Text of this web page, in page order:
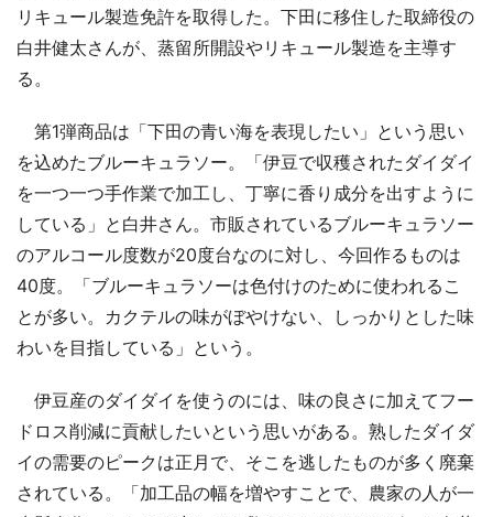
リキュール製造免許を取得した。下田に移住した取締役の
白井健太さんが、蒸留所開設やリキュール製造を主導す
る。
第1弾商品は「下田の青い海を表現したい」という思い
を込めたブルーキュラソー。「伊豆で収穫されたダイダイ
を一つ一つ手作業で加工し、丁寧に香り成分を出すように
している」と白井さん。市販されているブルーキュラソー
のアルコール度数が20度台なのに対し、今回作るものは
40度。「ブルーキュラソーは色付けのために使われるこ
とが多い。カクテルの味がぼやけない、しっかりとした味
わいを目指している」という。
伊豆産のダイダイを使うのには、味の良さに加えてフー
ドロス削減に貢献したいという思いがある。熟したダイダ
イの需要のピークは正月で、そこを逃したものが多く廃棄
されている。「加工品の幅を増やすことで、農家の人が一